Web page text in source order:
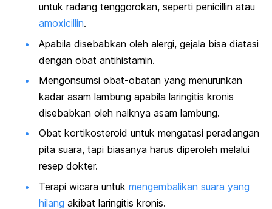
untuk radang tenggorokan, seperti penicillin atau
amoxicillin.
Apabila disebabkan oleh alergi, gejala bisa diatasi
dengan obat antihistamin.
Mengonsumsi obat-obatan yang menurunkan
kadar asam lambung apabila laringitis kronis
disebabkan oleh naiknya asam lambung.
Obat kortikosteroid untuk mengatasi peradangan
pita suara, tapi biasanya harus diperoleh melalui
resep dokter.
Terapi wicara untuk mengembalikan suara yang
hilang akibat laringitis kronis.